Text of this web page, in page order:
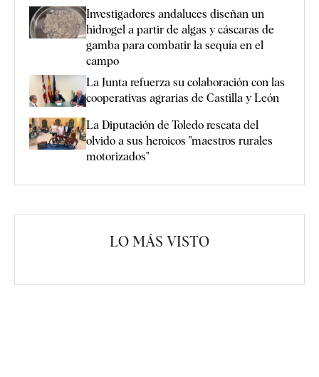
Investigadores andaluces diseñan un
hidrogel a partir de algas y cáscaras de
gamba para combatir la sequía en el
campo
La Junta refuerza su colaboración con las
cooperativas agrarias de Castilla y León
La Diputación de Toledo rescata del
olvido a sus heroicos "maestros rurales
motorizados"
LO MÁS VISTO